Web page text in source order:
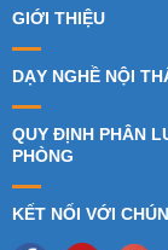
GIỚI THIỆU
DẠY NGHỀ NỘI
QUY ĐỊNH PHÂN
PHÒNG
KẾT NỐI VỚI